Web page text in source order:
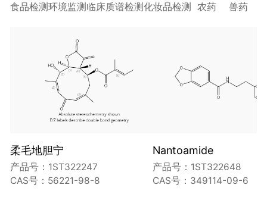
食品检测环境监测 临床质谱检测化妆品检测 农药 兽药
柔毛地胆宁
产品号：1ST322247
CAS号：56221-98-8
Nantoamide
产品号：1ST322648
CAS号：349114-09-6